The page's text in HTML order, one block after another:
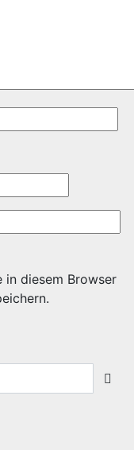
in diesem Browser